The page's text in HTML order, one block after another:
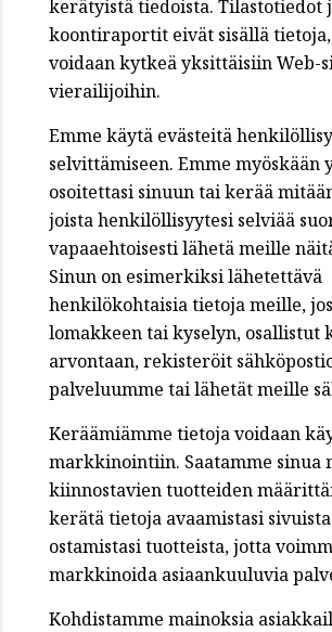
kerätyistä tiedoista. Tilastotiedot
koontiraportit eivät sisällä
voidaan kytkeä yksittäisiin Web-
vierailijoihin.
Emme käytä evästeitä
selvittämiseen. Emme myöskään
osoitettasi sinuun tai kerää
joista henkilöllisyytesi selviää
vapaaehtoisesti lähetä meille
Sinun on esimerkiksi lähetettävä
henkilökohtaisia tietoja meille,
lomakkeen tai kyselyn, osallistut
arvontaan, rekisteröit
palveluumme tai lähetät meille
Keräämiämme tietoja voidaan
markkinointiin. Saatamme sinua
kiinnostavien tuotteiden
kerätä tietoja avaamistasi
ostamistasi tuotteista, jotta
markkinoida asiaankuuluvia
Kohdistamme mainoksia